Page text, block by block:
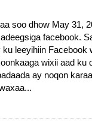
soo dhow May 31,
facebook.
leeyihiin Facebook
wixii aad ku
ay noqon